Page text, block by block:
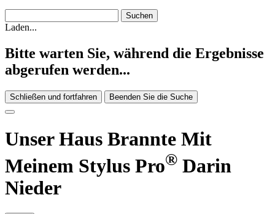
Laden...
Bitte warten Sie, während die Ergebnisse
abgerufen werden...
Schließen und fortfahren Beenden Sie die Suche
Unser Haus Brannte Mit
Meinem Stylus Pro® Darin
Nieder